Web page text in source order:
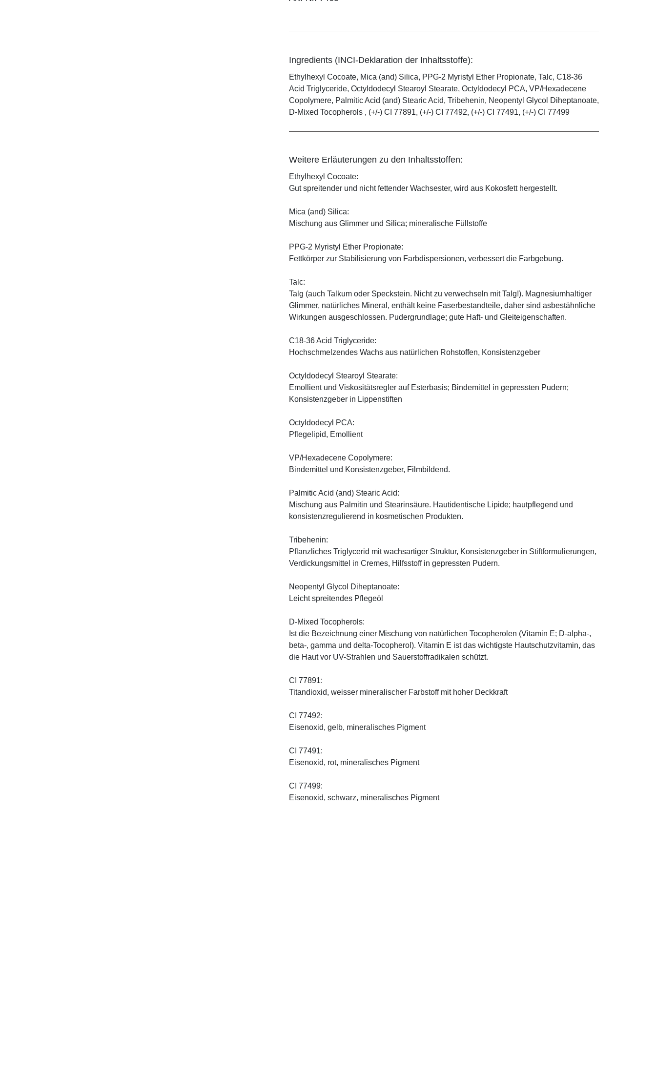
Ingredients (INCI-Deklaration der Inhaltsstoffe):
Ethylhexyl Cocoate, Mica (and) Silica, PPG-2 Myristyl Ether Propionate, Talc, C18-36
Acid Triglyceride, Octyldodecyl Stearoyl Stearate, Octyldodecyl PCA, VP/Hexadecene
Copolymere, Palmitic Acid (and) Stearic Acid, Tribehenin, Neopentyl Glycol Diheptanoate,
D-Mixed Tocopherols , (+/-) CI 77891, (+/-) CI 77492, (+/-) CI 77491, (+/-) CI 77499
Weitere Erläuterungen zu den Inhaltsstoffen:
Ethylhexyl Cocoate:
Gut spreitender und nicht fettender Wachsester, wird aus Kokosfett hergestellt.
Mica (and) Silica:
Mischung aus Glimmer und Silica; mineralische Füllstoffe
PPG-2 Myristyl Ether Propionate:
Fettkörper zur Stabilisierung von Farbdispersionen, verbessert die Farbgebung.
Talc:
Talg (auch Talkum oder Speckstein. Nicht zu verwechseln mit Talg!). Magnesiumhaltiger
Glimmer, natürliches Mineral, enthält keine Faserbestandteile, daher sind asbestähnliche
Wirkungen ausgeschlossen. Pudergrundlage; gute Haft- und Gleiteigenschaften.
C18-36 Acid Triglyceride:
Hochschmelzendes Wachs aus natürlichen Rohstoffen, Konsistenzgeber
Octyldodecyl Stearoyl Stearate:
Emollient und Viskositätsregler auf Esterbasis; Bindemittel in gepressten Pudern;
Konsistenzgeber in Lippenstiften
Octyldodecyl PCA:
Pflegelipid, Emollient
VP/Hexadecene Copolymere:
Bindemittel und Konsistenzgeber, Filmbildend.
Palmitic Acid (and) Stearic Acid:
Mischung aus Palmitin und Stearinsäure. Hautidentische Lipide; hautpflegend und
konsistenzregulierend in kosmetischen Produkten.
Tribehenin:
Pflanzliches Triglycerid mit wachsartiger Struktur, Konsistenzgeber in Stiftformulierungen,
Verdickungsmittel in Cremes, Hilfsstoff in gepressten Pudern.
Neopentyl Glycol Diheptanoate:
Leicht spreitendes Pflegeöl
D-Mixed Tocopherols:
Ist die Bezeichnung einer Mischung von natürlichen Tocopherolen (Vitamin E; D-alpha-,
beta-, gamma und delta-Tocopherol). Vitamin E ist das wichtigste Hautschutzvitamin, das
die Haut vor UV-Strahlen und Sauerstoffradikalen schützt.
CI 77891:
Titandioxid, weisser mineralischer Farbstoff mit hoher Deckkraft
CI 77492:
Eisenoxid, gelb, mineralisches Pigment
CI 77491:
Eisenoxid, rot, mineralisches Pigment
CI 77499:
Eisenoxid, schwarz, mineralisches Pigment